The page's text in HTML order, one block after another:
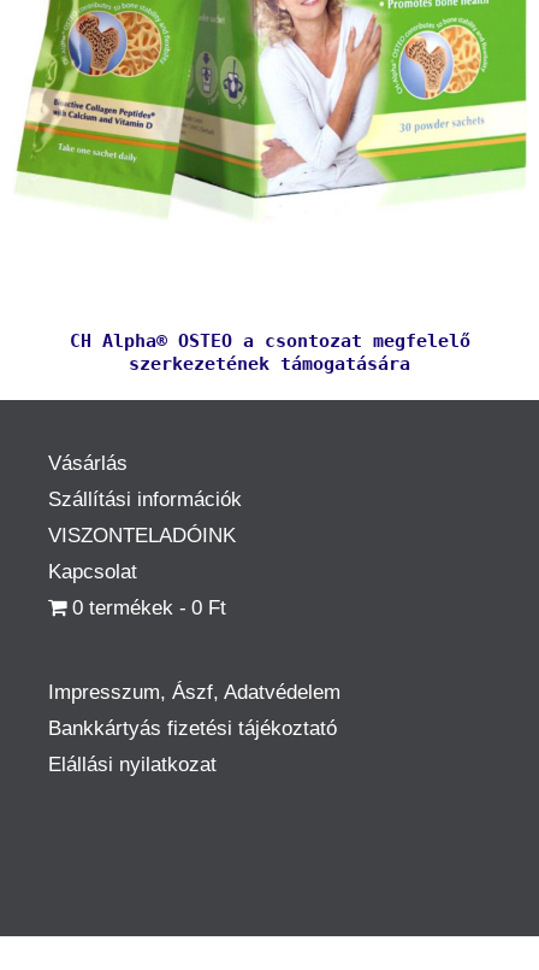
CH Alpha® OSTEO a csontozat megfelelő
szerkezetének támogatására
Vásárlás
Szállítási információk
VISZONTELADÓINK
Kapcsolat
0 termékek
0 Ft
Impresszum, Ászf, Adatvédelem
Bankkártyás fizetési tájékoztató
Elállási nyilatkozat